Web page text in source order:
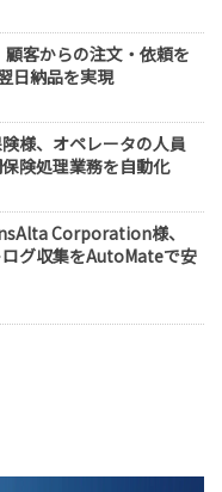
客からの注文・依頼を
日納品を実現
様、オペレータの人員
険処理業務を自動化
Corporation様、
グ収集をAutoMateで安